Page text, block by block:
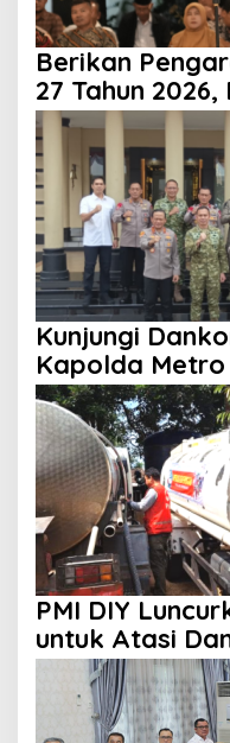
Berikan
27 Tahun
Tekankan
Pelayanan
Kunjungi
Kapolda
Jaya Perkuat
PMI DIY
untuk Atasi